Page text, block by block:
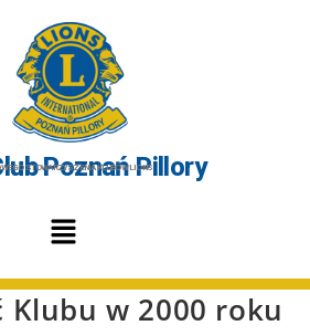
Poznań Pillory
STOWARZYSZENIA KLUBÓW LIONS
Klubu w 2000 roku